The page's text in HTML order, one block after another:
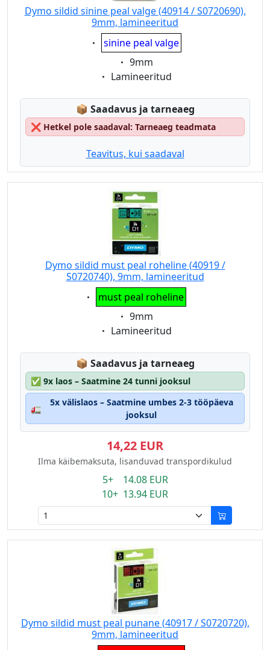
Dymo sildid sinine peal valge (40914 / S0720690),
9mm, lamineeritud
Eigenschaft:
sinine peal valge
Eigenschaft:
9mm
Eigenschaft:
Lamineeritud
📦 Lagerstatus:
Saadavus ja tarneaeg
❌ Hetkel pole saadaval: Tarneaeg teadmata
Teavitus, kui saadaval
Dymo sildid must peal roheline (40919 /
S0720740), 9mm, lamineeritud
Eigenschaft:
must peal roheline
Eigenschaft:
9mm
Eigenschaft:
Lamineeritud
📦 Lagerstatus:
Saadavus ja tarneaeg
✅ 9x laos – Saatmine 24 tunni jooksul
🚛
5x välislaos – Saatmine umbes 2-3 tööpäeva
jooksul
14,22 EUR
Ilma käibemaksuta, lisanduvad transpordikulud
5+ 14.08 EUR
10+ 13.94 EUR
Dymo sildid must peal punane (40917 / S0720720),
9mm, lamineeritud